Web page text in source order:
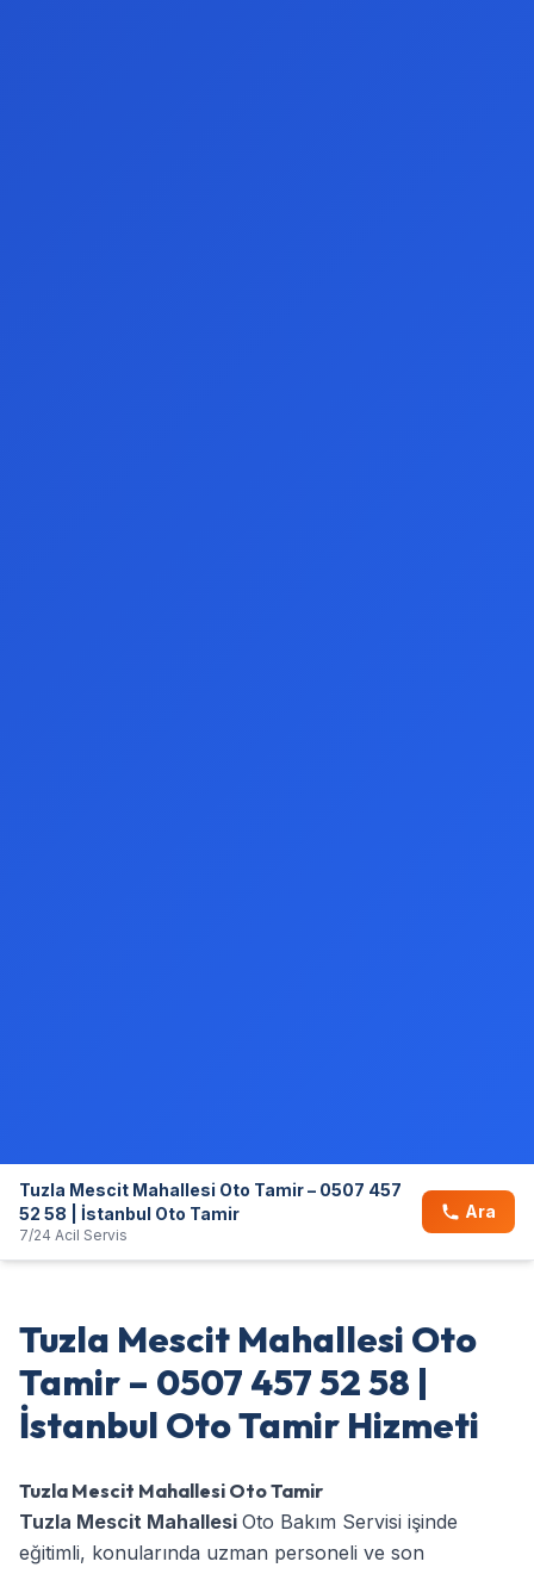
Tuzla Mescit Mahallesi Oto Tamir – 0507 457
52 58 | İstanbul Oto Tamir
7/24 Acil Servis
Ara
Tuzla Mescit Mahallesi Oto
Tamir – 0507 457 52 58 |
İstanbul Oto Tamir Hizmeti
Tuzla Mescit Mahallesi Oto Tamir
Tuzla Mescit Mahallesi Oto Bakım Servisi işinde
eğitimli, konularında uzman personeli ve son